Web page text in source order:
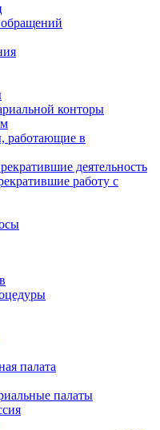
конторы
работающие в
деятельность
работу с
палата
палаты